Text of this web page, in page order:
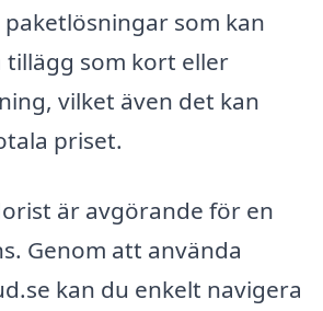
som kan
tillägg som kort eller
vilket även det kan
priset.
är avgörande för en
Genom att använda
kan du enkelt navigera